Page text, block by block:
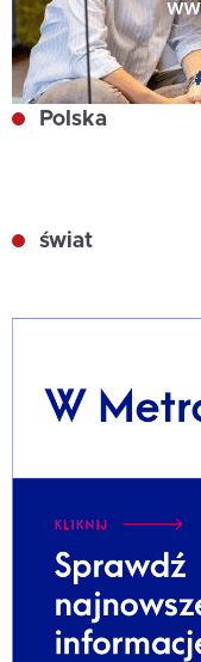
Polska
świat